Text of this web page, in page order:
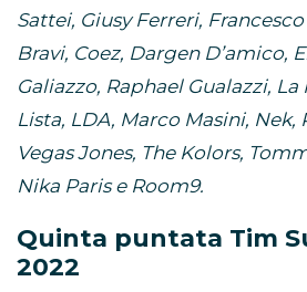
Sattei, Giusy Ferreri,
Bravi, Coez, Dargen D’amico,
Galiazzo, Raphael Gualazzi,
Lista, LDA, Marco Masini, Nek,
Vegas Jones, The Kolors,
Nika Paris e Room9.
Quinta puntata Tim
2022